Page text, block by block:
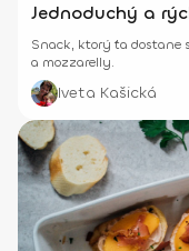
Jednoduchý a
Snack, ktorý ťa dostane
a mozzarelly.
Iveta Kašická